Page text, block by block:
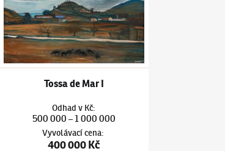
Tossa de Mar I
Odhad v Kč:
500 000 – 1 000 000
Vyvolávací cena:
400 000 Kč